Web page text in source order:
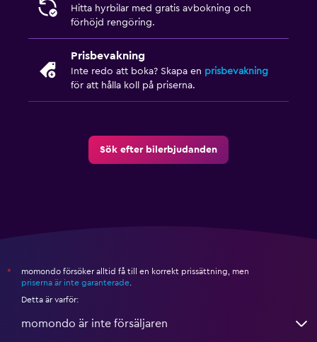
Hitta hyrbilar med gratis avbokning och
förhöjd rengöring.
Prisbevakning
Inte redo att boka? Skapa en prisbevakning
för att hålla koll på priserna.
Sök efter bilerbjudanden
*
momondo försöker alltid få till en korrekt prissättning, men
priserna är inte garanterade
Detta är varför:
momondo är inte försäljaren